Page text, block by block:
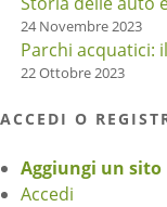
24 Novembre 2023
Parchi acquatici:
22 Ottobre 2023
ACCEDI O
Aggiungi un sito
Accedi